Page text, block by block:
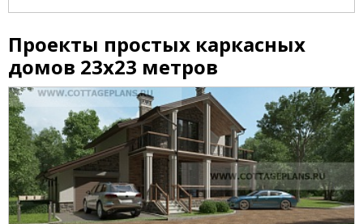
Проекты простых каркасных
домов 23x23 метров